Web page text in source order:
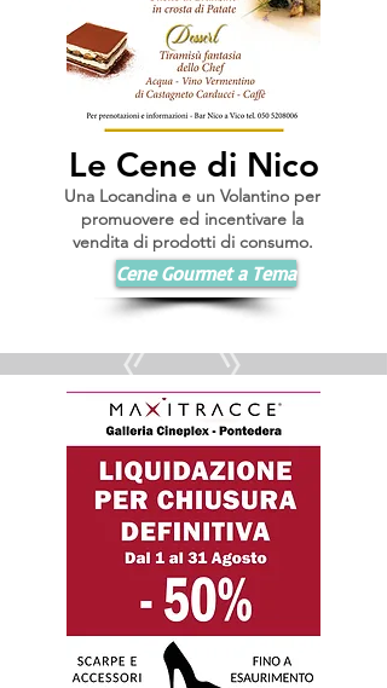
Le Cene di Nico
Una Locandina e un Volantino per
promuovere ed incentivare la
vendita di prodotti di consumo.
Cene Gourmet a Tema